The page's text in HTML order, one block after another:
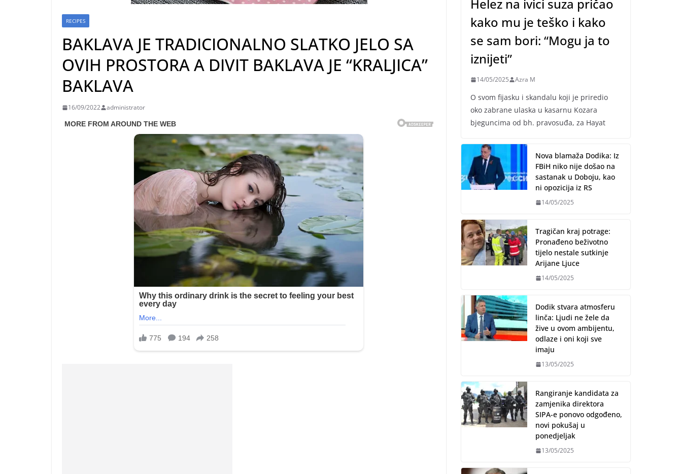
RECIPES
BAKLAVA JE TRADICIONALNO SLATKO JELO SA
OVIH PROSTORA A DIVIT BAKLAVA JE “KRALJICA”
BAKLAVA
16/09/2022 administrator
Helez na ivici suza pričao
kako mu je teško i kako
se sam bori: “Mogu ja to
iznijeti”
14/05/2025 Azra M
O svom fijasku i skandalu koji je priredio
oko zabrane ulaska u kasarnu Kozara
bjeguncima od bh. pravosuđa, za Hayat
Nova blamaža Dodika: Iz
FBiH niko nije došao na
sastanak u Doboju, kao
ni opozicija iz RS
14/05/2025
Tragičan kraj potrage:
Pronađeno beživotno
tijelo nestale sutkinje
Arijane Ljuce
14/05/2025
Dodik stvara atmosferu
linča: Ljudi ne žele da
žive u ovom ambijentu,
odlaze i oni koji sve
imaju
13/05/2025
Rangiranje kandidata za
zamjenika direktora
SIPA-e ponovo odgođeno,
novi pokušaj u
ponedjeljak
13/05/2025